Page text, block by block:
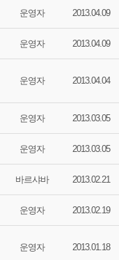
운영자 2013.04.09
운영자 2013.04.09
운영자 2013.04.04
운영자 2013.03.05
운영자 2013.03.05
바르샤바 2013.02.21
운영자 2013.02.19
운영자 2013.01.18